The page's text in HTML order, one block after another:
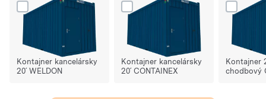
Dodaj produkt Kontajner kancelársky 20´ WELDON do porównania
Kontajner kancelársky
20´ WELDON
Dodaj produkt Kontajner kancelársky
Kontajner kancelársky
20´ CONTAINEX
Dodaj
Kontajner
chodbový